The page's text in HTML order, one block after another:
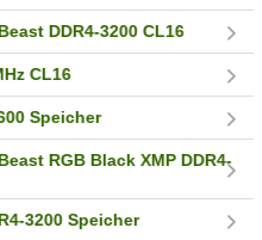
DDR4-3200 CL16
CL16
Speicher
RGB Black XMP DDR4-
3200 Speicher